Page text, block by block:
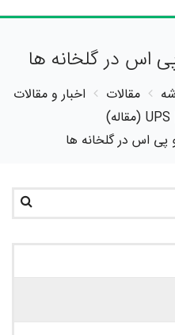
پی اس در گلخانه ها
مقالات
اخبار و مقالات
پی اس در گلخانه ها